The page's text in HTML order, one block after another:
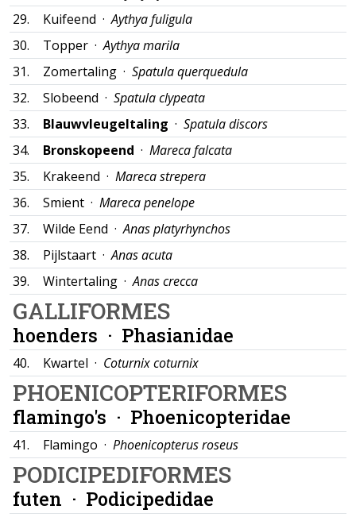
29.
Kuifeend ·Aythya fuligula
30.
Topper ·Aythya marila
31.
Zomertaling · Spatula querquedula
32.
Slobeend · Spatula clypeata
33.
Blauwvleugeltaling · Spatula discors
34.
Bronskopeend · Mareca falcata
35.
Krakeend · Mareca strepera
36.
Smient · Mareca penelope
37.
Wilde Eend ·Anas platyrhynchos
38.
Pijlstaart ·Anas acuta
39.
Wintertaling ·Anas crecca
GALLIFORMES
hoenders · Phasianidae
40. Kwartel · Coturnix coturnix
PHOENICOPTERIFORMES
flamingo's · Phoenicopteridae
41. Flamingo · Phoenicopterus roseus
PODICIPEDIFORMES
futen · Podicipedidae